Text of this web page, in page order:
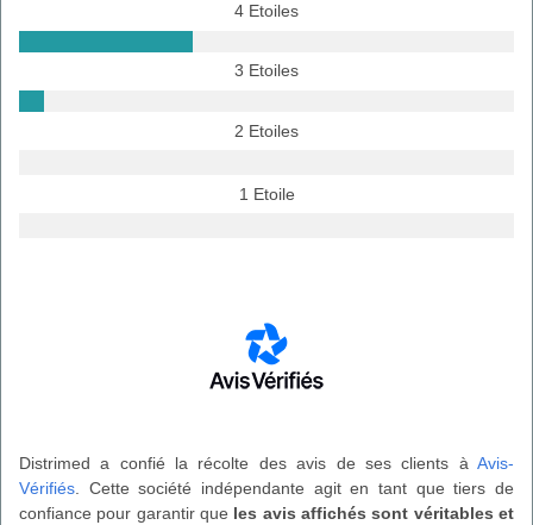
4 Etoiles
3 Etoiles
2 Etoiles
1 Etoile
Distrimed a confié la récolte des avis de ses clients à Avis-
Vérifiés. Cette société indépendante agit en tant que tiers de
confiance pour garantir que les avis affichés sont véritables et